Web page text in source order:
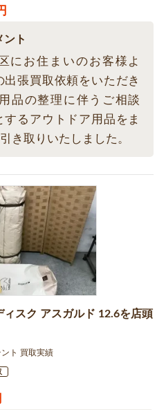
ント
にお住まいのお客様よ
出張買取依頼をいただき
品の整理に伴うご相談
るアウトドア用品をま
き取りいたしました。
スク アスガルド 12.6を店頭
ント 買取実績